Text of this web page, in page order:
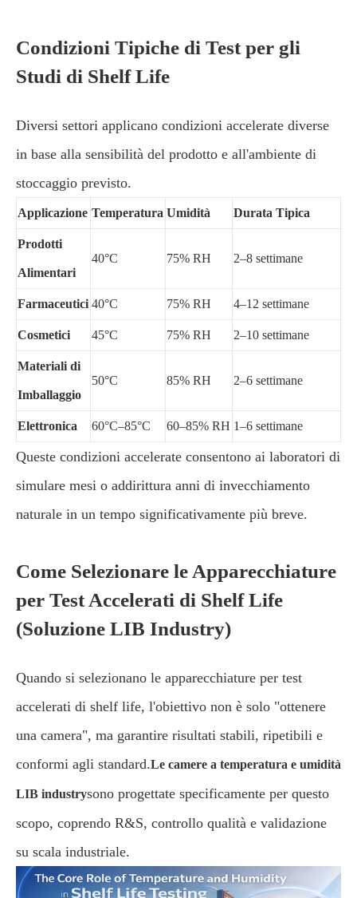
Condizioni Tipiche di Test per gli
Studi di Shelf Life
Diversi settori applicano condizioni accelerate diverse
in base alla sensibilità del prodotto e all'ambiente di
stoccaggio previsto.
Applicazione Temperatura Umidità Durata Tipica
Prodotti
Alimentari
40°C 75% RH 2–8 settimane
Farmaceutici 40°C 75% RH 4–12 settimane
Cosmetici 45°C 75% RH 2–10 settimane
Materiali di
Imballaggio
50°C 85% RH 2–6 settimane
Elettronica 60°C–85°C 60–85% RH 1–6 settimane
Queste condizioni accelerate consentono ai laboratori di
simulare mesi o addirittura anni di invecchiamento
naturale in un tempo significativamente più breve.
Come Selezionare le Apparecchiature
per Test Accelerati di Shelf Life
(Soluzione LIB Industry)
Quando si selezionano le apparecchiature per test
accelerati di shelf life, l'obiettivo non è solo "ottenere
una camera", ma garantire risultati stabili, ripetibili e
conformi agli standard.Le camere a temperatura e umidità
LIB industrysono progettate specificamente per questo
scopo, coprendo R&S, controllo qualità e validazione
su scala industriale.